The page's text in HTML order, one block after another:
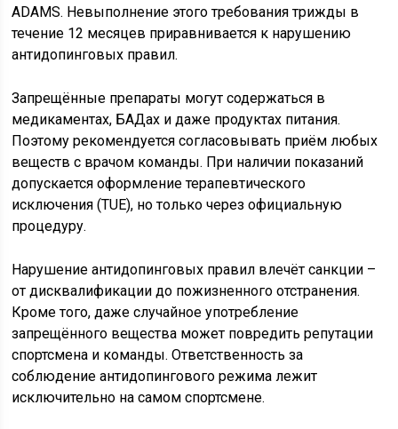
ADAMS. Невыполнение этого требования трижды в
течение 12 месяцев приравнивается к нарушению
антидопинговых правил.
Запрещённые препараты могут содержаться в
медикаментах, БАДах и даже продуктах питания.
Поэтому рекомендуется согласовывать приём любых
веществ с врачом команды. При наличии показаний
допускается оформление терапевтического
исключения (TUE), но только через официальную
процедуру.
Нарушение антидопинговых правил влечёт санкции –
от дисквалификации до пожизненного отстранения.
Кроме того, даже случайное употребление
запрещённого вещества может повредить репутации
спортсмена и команды. Ответственность за
соблюдение антидопингового режима лежит
исключительно на самом спортсмене.